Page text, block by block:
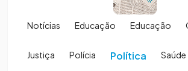
Notícias Educação Educação
Justiça Polícia Política Saúde